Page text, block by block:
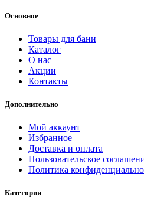
Основное
Товары для бани
Каталог
О нас
Акции
Контакты
Дополнительно
Мой аккаунт
Избранное
Доставка и оплата
Пользовательское
Политика
Категории